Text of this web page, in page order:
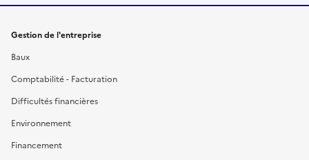
Gestion de l'entreprise
Baux
Comptabilité - Facturation
Difficultés financières
Environnement
Financement